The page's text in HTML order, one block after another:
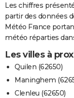
Les chiffres
partir des données
Météo France
météo réparties
Les villes à
Quilen (62650)
Maninghem
Clenleu (62650)